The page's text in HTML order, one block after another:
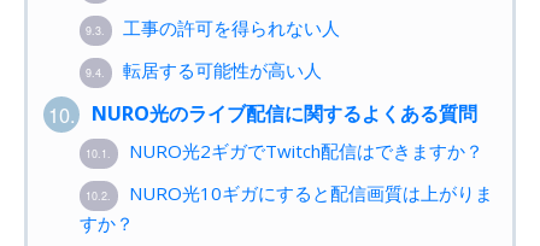
9.3. 工事の許可を得られない人
9.4. 転居する可能性が高い人
10. NURO光のライブ配信に関するよくある質問
10.1. NURO光2ギガでTwitch配信はできますか？
10.2.
NURO光10ギガにすると配信画質は上がりま
すか？